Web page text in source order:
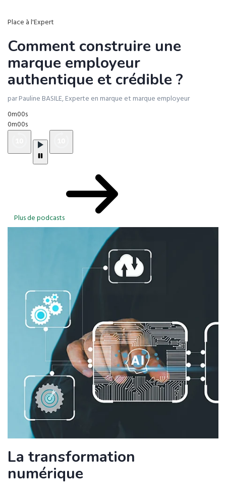
Place à l'Expert
Comment construire une
marque employeur
authentique et crédible ?
par Pauline BASILE, Experte en marque et marque employeur
0m00s
0m00s
Plus de podcasts
La transformation
numérique